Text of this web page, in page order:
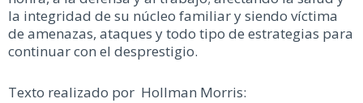
la integridad de su núcleo familiar y siendo víctima
de amenazas, ataques y todo tipo de estrategias para
continuar con el desprestigio.
Texto realizado por Hollman Morris: